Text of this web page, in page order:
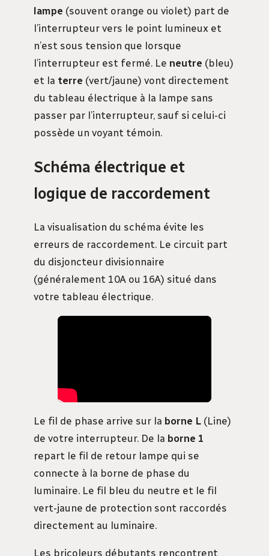
lampe (souvent orange ou violet) part de
l’interrupteur vers le point lumineux et
n’est sous tension que lorsque
l’interrupteur est fermé. Le neutre (bleu)
et la terre (vert/jaune) vont directement
du tableau électrique à la lampe sans
passer par l’interrupteur, sauf si celui-ci
possède un voyant témoin.
Schéma électrique et
logique de raccordement
La visualisation du schéma évite les
erreurs de raccordement. Le circuit part
du disjoncteur divisionnaire
(généralement 10A ou 16A) situé dans
votre tableau électrique.
Le fil de phase arrive sur la borne L (Line)
de votre interrupteur. De la borne 1
repart le fil de retour lampe qui se
connecte à la borne de phase du
luminaire. Le fil bleu du neutre et le fil
vert-jaune de protection sont raccordés
directement au luminaire.
Les bricoleurs débutants rencontrent